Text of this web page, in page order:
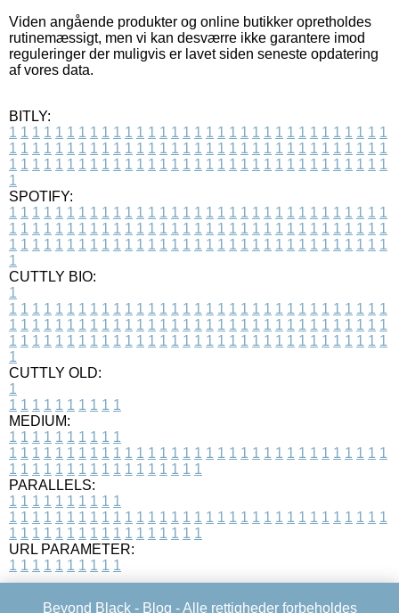
Viden angående produkter og online butikker opretholdes
rutinemæssigt, men vi kan desværre ikke garantere imod
reguleringer der muligvis er lavet siden seneste opdatering
af vores data.
BITLY:
1 1 1 1 1 1 1 1 1 1 1 1 1 1 1 1 1 1 1 1 1 1 1 1 1 1 1 1 1 1 1 1 1
1 1 1 1 1 1 1 1 1 1 1 1 1 1 1 1 1 1 1 1 1 1 1 1 1 1 1 1 1 1 1 1 1
1 1 1 1 1 1 1 1 1 1 1 1 1 1 1 1 1 1 1 1 1 1 1 1 1 1 1 1 1 1 1 1 1
1
SPOTIFY:
1 1 1 1 1 1 1 1 1 1 1 1 1 1 1 1 1 1 1 1 1 1 1 1 1 1 1 1 1 1 1 1 1
1 1 1 1 1 1 1 1 1 1 1 1 1 1 1 1 1 1 1 1 1 1 1 1 1 1 1 1 1 1 1 1 1
1 1 1 1 1 1 1 1 1 1 1 1 1 1 1 1 1 1 1 1 1 1 1 1 1 1 1 1 1 1 1 1 1
1
CUTTLY BIO:
1
1 1 1 1 1 1 1 1 1 1 1 1 1 1 1 1 1 1 1 1 1 1 1 1 1 1 1 1 1 1 1 1 1
1 1 1 1 1 1 1 1 1 1 1 1 1 1 1 1 1 1 1 1 1 1 1 1 1 1 1 1 1 1 1 1 1
1 1 1 1 1 1 1 1 1 1 1 1 1 1 1 1 1 1 1 1 1 1 1 1 1 1 1 1 1 1 1 1 1
1
CUTTLY OLD:
1
1 1 1 1 1 1 1 1 1 1
MEDIUM:
1 1 1 1 1 1 1 1 1 1
1 1 1 1 1 1 1 1 1 1 1 1 1 1 1 1 1 1 1 1 1 1 1 1 1 1 1 1 1 1 1 1 1
1 1 1 1 1 1 1 1 1 1 1 1 1 1 1 1 1
PARALLELS:
1 1 1 1 1 1 1 1 1 1
1 1 1 1 1 1 1 1 1 1 1 1 1 1 1 1 1 1 1 1 1 1 1 1 1 1 1 1 1 1 1 1 1
1 1 1 1 1 1 1 1 1 1 1 1 1 1 1 1 1
URL PARAMETER:
1 1 1 1 1 1 1 1 1 1
Beyond Black - Blog - Alle rettigheder forbeholdes